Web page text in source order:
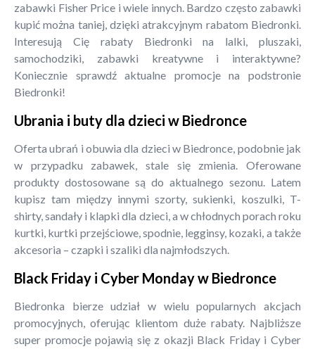
zabawki Fisher Price i wiele innych. Bardzo często zabawki
kupić można taniej, dzięki atrakcyjnym rabatom Biedronki.
Interesują Cię rabaty Biedronki na lalki, pluszaki,
samochodziki, zabawki kreatywne i interaktywne?
Koniecznie sprawdź aktualne promocje na podstronie
Biedronki!
Ubrania i buty dla dzieci w Biedronce
Oferta ubrań i obuwia dla dzieci w Biedronce, podobnie jak
w przypadku zabawek, stale się zmienia. Oferowane
produkty dostosowane są do aktualnego sezonu. Latem
kupisz tam między innymi szorty, sukienki, koszulki, T-
shirty, sandały i klapki dla dzieci, a w chłodnych porach roku
kurtki, kurtki przejściowe, spodnie, legginsy, kozaki, a także
akcesoria – czapki i szaliki dla najmłodszych.
Black Friday i Cyber Monday w Biedronce
Biedronka bierze udział w wielu popularnych akcjach
promocyjnych, oferując klientom duże rabaty. Najbliższe
super promocje pojawią się z okazji Black Friday i Cyber